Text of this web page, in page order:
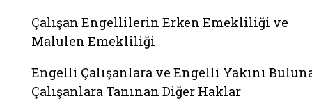
Çalışan Engellilerin Erken Emekliliği ve
Malulen Emekliliği
Engelli Çalışanlara ve Engelli Yakını
Çalışanlara Tanınan Diğer Haklar